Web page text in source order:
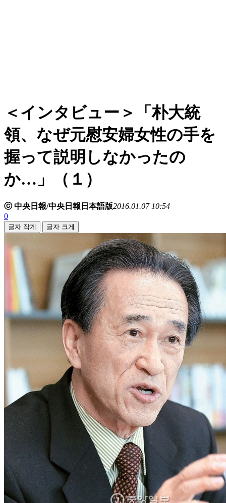
＜インタビュー＞「朴大統
領、なぜ元慰安婦女性の手を
握って説明しなかったの
か…」（１）
ⓒ 中央日報/中央日報日本語版2016.01.07 10:54
0
글자 작게 글자 크게